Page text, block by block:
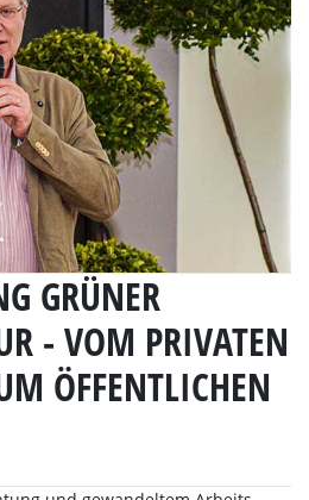
GRÜNER
- VOM PRIVATEN
ÖFFENTLICHEN